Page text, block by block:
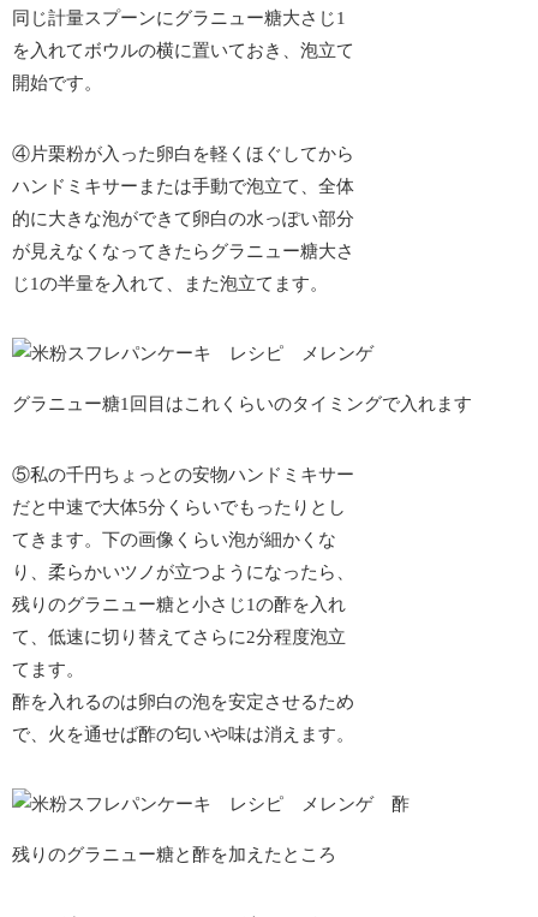
同じ計量スプーンにグラニュー糖大さじ1
を入れてボウルの横に置いておき、泡立て
開始です。
④片栗粉が入った卵白を軽くほぐしてから
ハンドミキサーまたは手動で泡立て、全体
的に大きな泡ができて卵白の水っぽい部分
が見えなくなってきたらグラニュー糖大さ
じ1の半量を入れて、また泡立てます。
グラニュー糖1回目はこれくらいのタイミングで入れます
⑤私の千円ちょっとの安物ハンドミキサー
だと中速で大体5分くらいでもったりとし
てきます。下の画像くらい泡が細かくな
り、柔らかいツノが立つようになったら、
残りのグラニュー糖と小さじ1の酢を入れ
て、低速に切り替えてさらに2分程度泡立
てます。
酢を入れるのは卵白の泡を安定させるため
で、火を通せば酢の匂いや味は消えます。
残りのグラニュー糖と酢を加えたところ